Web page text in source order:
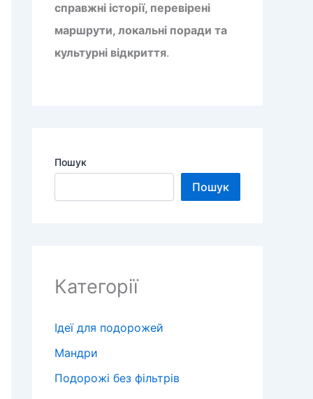
справжні історії, перевірені
маршрути, локальні поради та
культурні відкриття.
Пошук
Пошук
Категорії
Ідеї для подорожей
Мандри
Подорожі без фільтрів